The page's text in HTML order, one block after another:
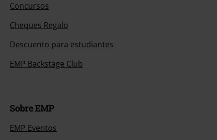
Concursos
Cheques Regalo
Descuento para estudiantes
EMP Backstage Club
Sobre EMP
EMP Eventos